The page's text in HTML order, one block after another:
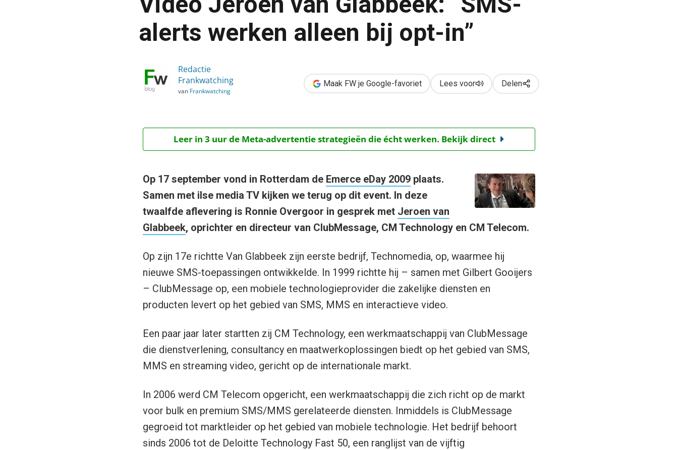
›
AI & Tech
›
alerts werken alleen bij opt-in”
Redactie
Frankwatching
van Frankwatching
Maak FW je Google-favoriet Lees voor Delen
Leer in 3 uur de Meta-advertentie strategieën die écht werken. Bekijk direct
Op 17 september vond in Rotterdam de Emerce eDay 2009plaats.
Samen met ilse media TV kijken we terug op dit event. In deze
twaalfde aflevering is Ronnie Overgoor in gesprek met Jeroen van
Glabbeek, oprichter en directeur van ClubMessage, CM Technology en CM Telecom.
Op zijn 17e richtte Van Glabbeek zijn eerste bedrijf, Technomedia, op, waarmee hij
nieuwe SMS-toepassingen ontwikkelde. In 1999 richtte hij – samen met Gilbert Gooijers
– ClubMessage op, een mobiele technologieprovider die zakelijke diensten en
producten levert op het gebied van SMS, MMS en interactieve video.
Een paar jaar later startten zij CM Technology, een werkmaatschappij van ClubMessage
die dienstverlening, consultancy en maatwerkoplossingen biedt op het gebied van SMS,
MMS en streaming video, gericht op de internationale markt.
In 2006 werd CM Telecom opgericht, een werkmaatschappij die zich richt op de markt
voor bulk en premium SMS/MMS gerelateerde diensten. Inmiddels is ClubMessage
gegroeid tot marktleider op het gebied van mobiele technologie. Het bedrijf behoort
sinds 2006 tot de Deloitte Technology Fast 50, een ranglijst van de vijftig